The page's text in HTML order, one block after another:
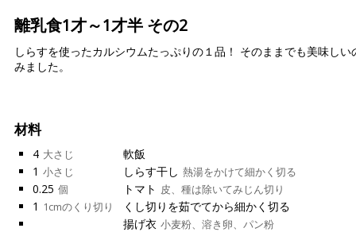
離乳食1才～1才半 その2
しらすを使ったカルシウムたっぷりの１品！ そのままでも美味し
みました。
材料
4 大さじ
軟飯
1 小さじ しらす干し 熱湯をかけて細かく切る
0.25 個 トマト 皮、種は除いてみじん切り
1 1cmのくり切り
くし切りを茹でてから細かく切る
揚げ衣 小麦粉、溶き卵、パン粉